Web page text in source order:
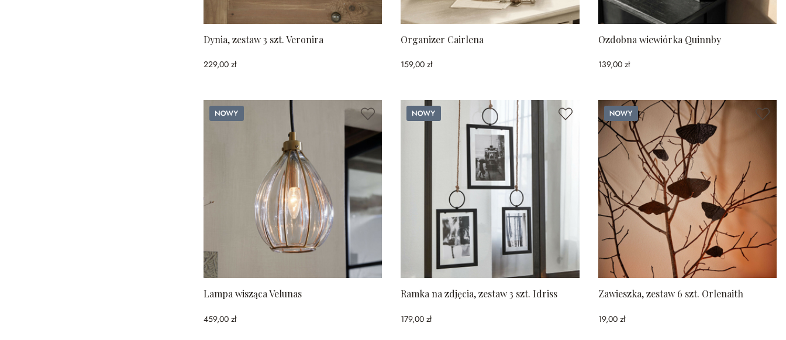
Dynia, zestaw 3 szt. Veronira
229,00 zł
Organizer Cairlena
159,00 zł
Ozdobna wiewiórka Quinnby
139,00 zł
Nowy
Lampa wisząca Velunas
459,00 zł
Nowy
Ramka na zdjęcia, zestaw 3 szt. Idriss
179,00 zł
Nowy
Zawieszka, zestaw 6 szt. Orlenaith
19,00 zł